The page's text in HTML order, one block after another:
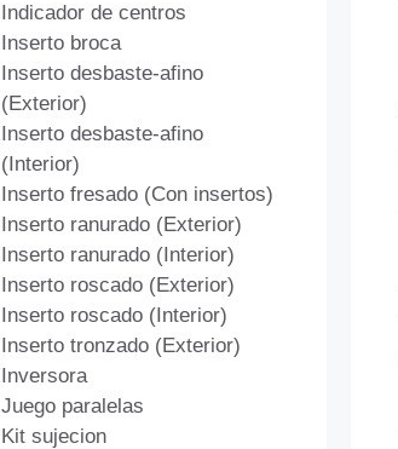
Indicador de centros
Inserto broca
Inserto desbaste-afino
(Exterior)
Inserto desbaste-afino
(Interior)
Inserto fresado (Con insertos)
Inserto ranurado (Exterior)
Inserto ranurado (Interior)
Inserto roscado (Exterior)
Inserto roscado (Interior)
Inserto tronzado (Exterior)
Inversora
Juego paralelas
Kit sujecion